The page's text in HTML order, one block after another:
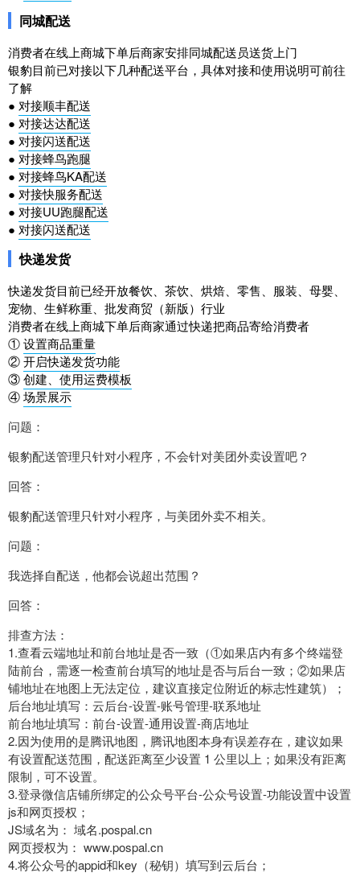
同城配送
消费者在线上商城下单后商家安排同城配送员送货上门
银豹目前已对接以下几种配送平台，具体对接和使用说明可前往
了解
● 对接顺丰配送
● 对接达达配送
● 对接闪送配送
● 对接蜂鸟跑腿
● 对接蜂鸟KA配送
● 对接快服务配送
● 对接UU跑腿配送
● 对接闪送配送
快递发货
快递发货目前已经开放餐饮、茶饮、烘焙、零售、 服装、母婴、
宠物、 生鲜称重、批发商贸（新版）行业
消费者在线上商城下单后商家通过快递把商品寄给消费者
①设置商品重量
②开启快递发货功能
③创建、使用运费模板
④场景展示
问题：
银豹配送管理只针对小程序，不会针对美团外卖设置吧？
回答：
银豹配送管理只针对小程序，与美团外卖不相关。
问题：
我选择自配送，他都会说超出范围？
回答：
排查方法：
1.查看云端地址和前台地址是否一致（①如果店内有多个终端登
陆前台，需逐一检查前台填写的地址是否与后台一致；②如果店
铺地址在地图上无法定位，建议直接定位附近的标志性建筑）；
后台地址填写：云后台-设置-账号管理-联系地址
前台地址填写：前台-设置-通用设置-商店地址
2.因为使用的是腾讯地图，腾讯地图本身有误差存在，建议如果
有设置配送范围，配送距离至少设置 1 公里以上；如果没有距离
限制，可不设置。
3.登录微信店铺所绑定的公众号平台-公众号设置-功能设置中设置
js和网页授权；
JS域名为： 域名.pospal.cn
网页授权为： www.pospal.cn
4.将公众号的appid和key（秘钥）填写到云后台；